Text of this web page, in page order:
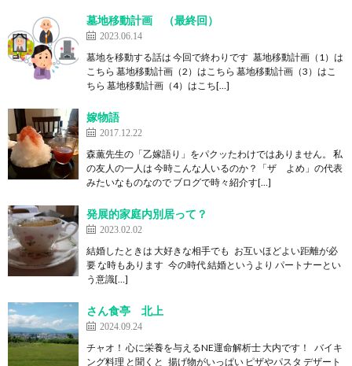
墓地移動計画 （最終回）
2023.06.14
墓地を移動する話は 今回で終わりです 墓地移動計画（1）は
こちら 墓地移動計画（2）はこちら 墓地移動計画（3）はこ
ちら 墓地移動計画（4）はこち[…]
嫁物語
2017.12.22
森薫先生の「乙嫁語り」をパクッたわけではありません。 私
の友人の一人は 今時こんな人いるのか？「ザ よめ」の代表
みたいなものなので ブログで時々紹介す[…]
発展的家庭内別居って？
2023.02.02
結婚したときは 大好きな相手でも お互いほどよい距離が必
要 な時もあります 今の時代 結婚というより パートナーとい
う意識[…]
さん食亭 北上
2024.09.24
チャオ！ 心に栄養を与えるNE運命解析士 大内です！ バイキ
ング料理 と聞くと 揚げ物がいっぱい ピザやパスタ デザート